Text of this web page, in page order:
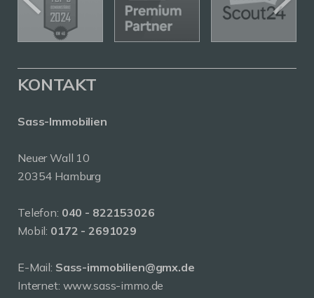
KONTAKT
Sass-Immobilien
Neuer Wall 10
20354 Hamburg
Telefon: 040 - 822153026
Mobil: 0172 - 2691029
E-Mail: Sass-immobilien@gmx.de
Internet: www.sass-immo.de